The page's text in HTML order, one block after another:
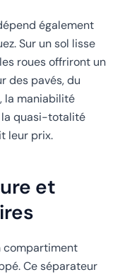
également
Sur un sol lisse
roues offriront un
des pavés, du
la maniabilité
la quasi-totalité
leur prix.
et
compartiment
Ce séparateur